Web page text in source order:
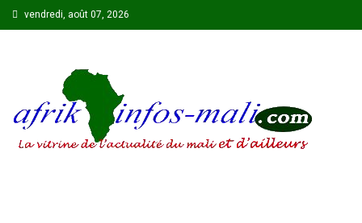
Skip
to
vendredi, août 07, 2026